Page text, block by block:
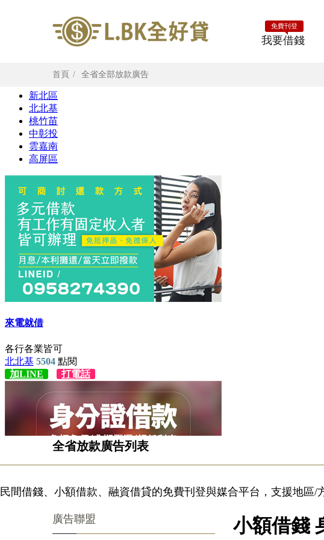
我要借錢
免費刊登
首頁 全省全部放款廣告
全省放款廣告列表
民間借錢、小額借款、融資借貸的免費刊登與媒合平台，支援地區/
小額借錢
廣告聯盟